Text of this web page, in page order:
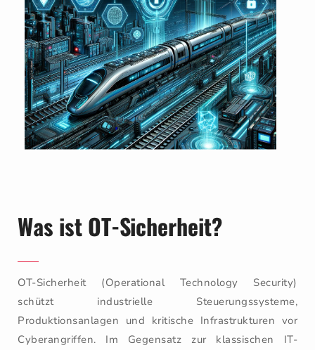
Was ist OT-Sicherheit?
OT-Sicherheit (Operational Technology Security)
schützt industrielle Steuerungssysteme,
Produktionsanlagen und kritische Infrastrukturen vor
Cyberangriffen. Im Gegensatz zur klassischen IT-